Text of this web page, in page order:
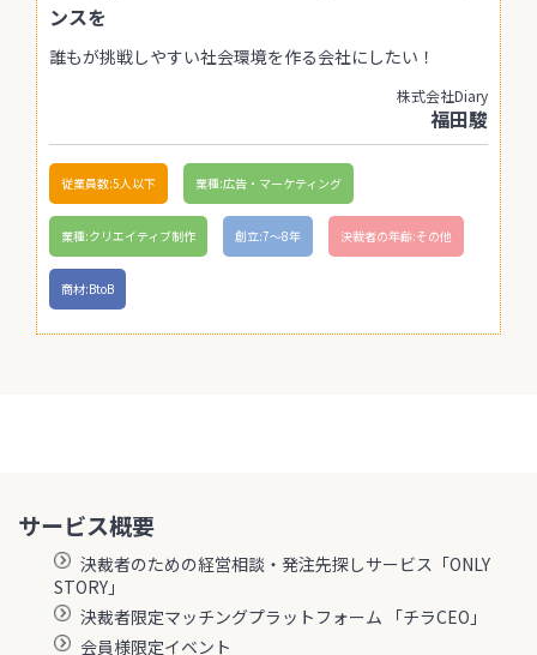
ンスを
誰もが挑戦しやすい社会環境を作る会社にしたい！
株式会社Diary
福田駿
従業員数:5人以下 業種:広告・マーケティング
業種:クリエイティブ制作 創立:7〜8年 決裁者の年齢:その他
商材:BtoB
サービス概要
決裁者のための経営相談・発注先探しサービス「ONLY
STORY」
決裁者限定マッチングプラットフォーム 「チラCEO」
会員様限定イベント